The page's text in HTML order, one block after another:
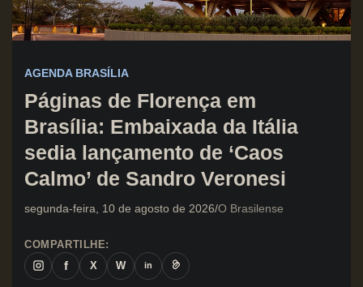
AGENDA BRASÍLIA
Páginas de Florença em
Brasília: Embaixada da Itália
sedia lançamento de ‘Caos
Calmo’ de Sandro Veronesi
segunda-feira, 10 de agosto de 2026 O Brasilense
COMPARTILHE:
f X W in